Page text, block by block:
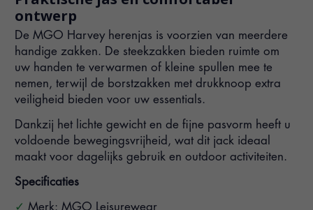
ontwerp
De MGO Harvey herenjas is voorzien van meerdere
handige zakken. De steekzakken bieden ruimte om
uw handen te verwarmen of kleine spullen mee te
nemen, terwijl de borstzakken met drukknoop extra
veiligheid bieden voor uw essentials.
Dankzij het lichte gewicht en de fijne pasvorm heeft u
voldoende bewegingsvrijheid, wat dit jack ideaal
maakt voor dagelijks gebruik en outdoor activiteiten.
Specificaties
Merk: MGO Leisurewear